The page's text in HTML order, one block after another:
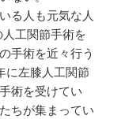
る人も元気な人
工関節手術を
手術を近々行う
に左膝人工関節
術を受けてい
ちが集まってい